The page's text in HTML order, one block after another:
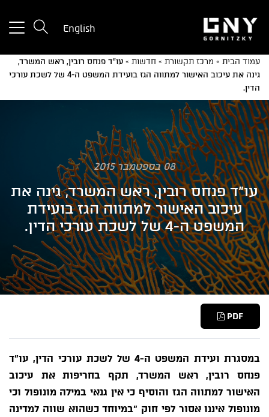
English
עמוד הבית » מרכז תקשורת » חדשות » עו"ד פנחס רובין, ראש המשרד,
גינה את עיכוב האישור למתווה הגז בועידת המשפט ה-4 של לשכת עורכי
הדין.
08 בספטמבר 2015
עו"ד פנחס רובין, ראש המשרד, גינה את
עיכוב האישור למתווה הגז בועידת
המשפט ה-4 של לשכת עורכי הדין.
PDF
במסגרת ועידת המשפט ה-4 של לשכת עורכי הדין, עו"ד
פנחס רובין, ראש המשרד, תקף בחריפות את עיכוב
האישור למתווה הגז והוסיף כי אין גנאי במילה מונופול וכי
מונופול איננו אסור לפי חוק "במיוחד כשהוא שווה למדינה